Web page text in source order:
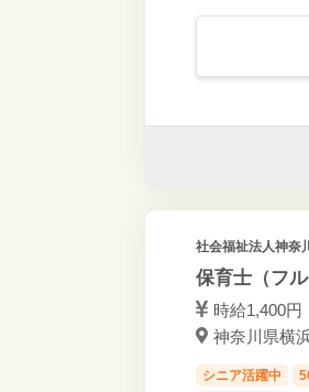
社会福祉法人神
保育士（フ
時給1,400円
神奈川県横
シニア活躍中